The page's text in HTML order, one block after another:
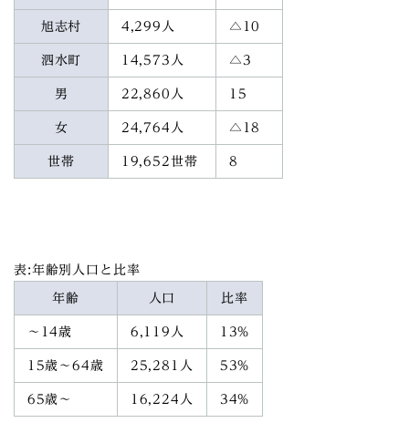
旭志村 4,299人 △10
泗水町 14,573人 △3
男 22,860人 15
女 24,764人 △18
世帯 19,652世帯 8
表:年齢別人口と比率
年齢 人口 比率
～14歳 6,119人 13%
15歳～64歳 25,281人 53%
65歳～ 16,224人 34%